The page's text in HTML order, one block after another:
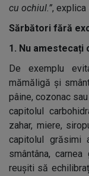
cu ochiul.”,
Sărbători fără
1. Nu amestecați
De exemplu
mămăligă și
pâine, cozonac
capitolul
zahar, miere,
capitolul grăsimi
smântâna,
reușiti să